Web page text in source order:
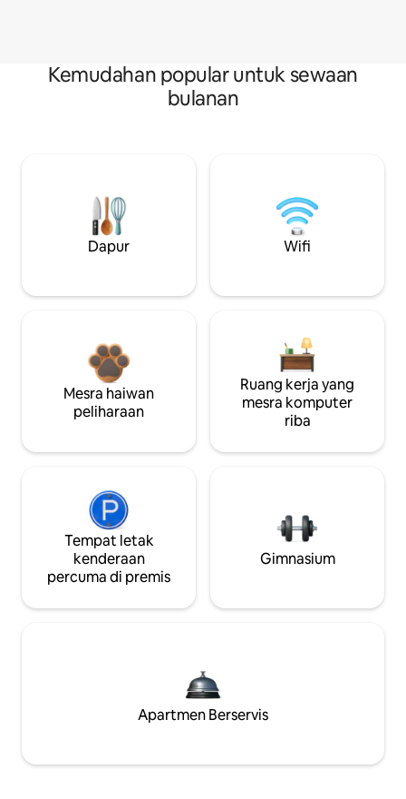
Kemudahan popular untuk sewaan
bulanan
Dapur Wifi
Mesra haiwan
peliharaan
Ruang kerja yang
mesra komputer
riba
Tempat letak
kenderaan
percuma di premis
Gimnasium
Apartmen Berservis